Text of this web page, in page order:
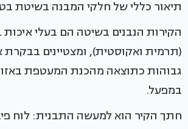
תיאור כללי של חלקי המבנה בשיטת
הקירות הנבנים בשיטה הם בעלי איכות
(תרמית ואקוסטית), ומצטיינים בבקרת
גבוהות כתוצאה מהכנת המעטפת
במפעל.
חתך הקיר הוא למעשה התבנית: לוח